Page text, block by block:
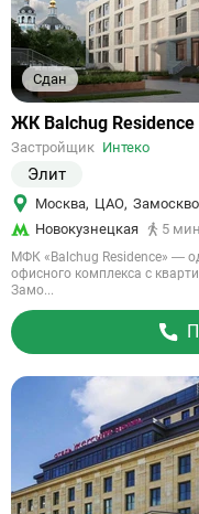
Сдан
Ссылка
объект
ЖК Balchug Residence
Застройщик Интеко
Элит
Москва, ЦАО,
Новокузнецкая
5
МФК «Balchug Residence» —
офисного комплекса с
Замо...